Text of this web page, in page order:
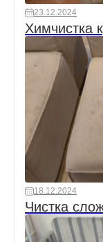
23.12.2024
Химчистка
18.12.2024
Чистка